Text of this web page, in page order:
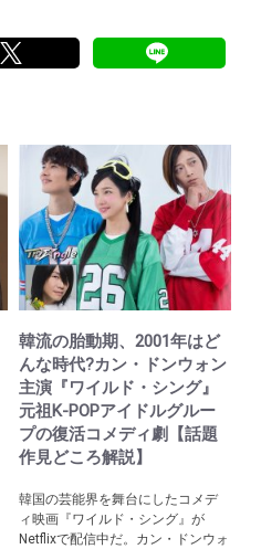
韓流の胎動期、2001年はど
んな時代?カン・ドンウォン
主演『ワイルド・シング』
元祖K-POPアイドルグルー
プの復活コメディ劇【話題
作見どころ解説】
韓国の芸能界を舞台にしたコメデ
ィ映画『ワイルド・シング』が
Netflixで配信中だ。カン・ドンウォ